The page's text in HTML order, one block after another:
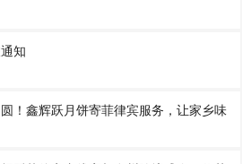
知
！鑫辉跃月饼寄菲律宾服务，让家乡味